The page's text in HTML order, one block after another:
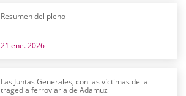
Resumen del pleno
21 ene. 2026
Las Juntas Generales, con las víctimas de la
tragedia ferroviaria de Adamuz